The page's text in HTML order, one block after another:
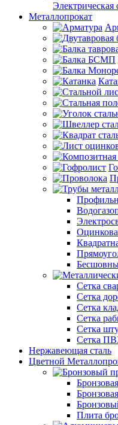
Металлопрокат
Сетка
Сетка
Сетка
Сетка
Сетка
Сетка
Нержавеющая сталь
Цветной
Плита